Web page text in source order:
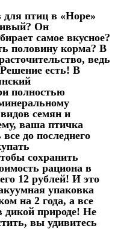
птиц в «Норе»
Он
самое вкусное?
половину корма? В
ведь
есть! В
полностью
семян и
ваша птичка
до последнего
сохранить
рациона в
12 рублей! И это
упаковка
на 2 года, а все
дикой природе! Не
вы удивитесь